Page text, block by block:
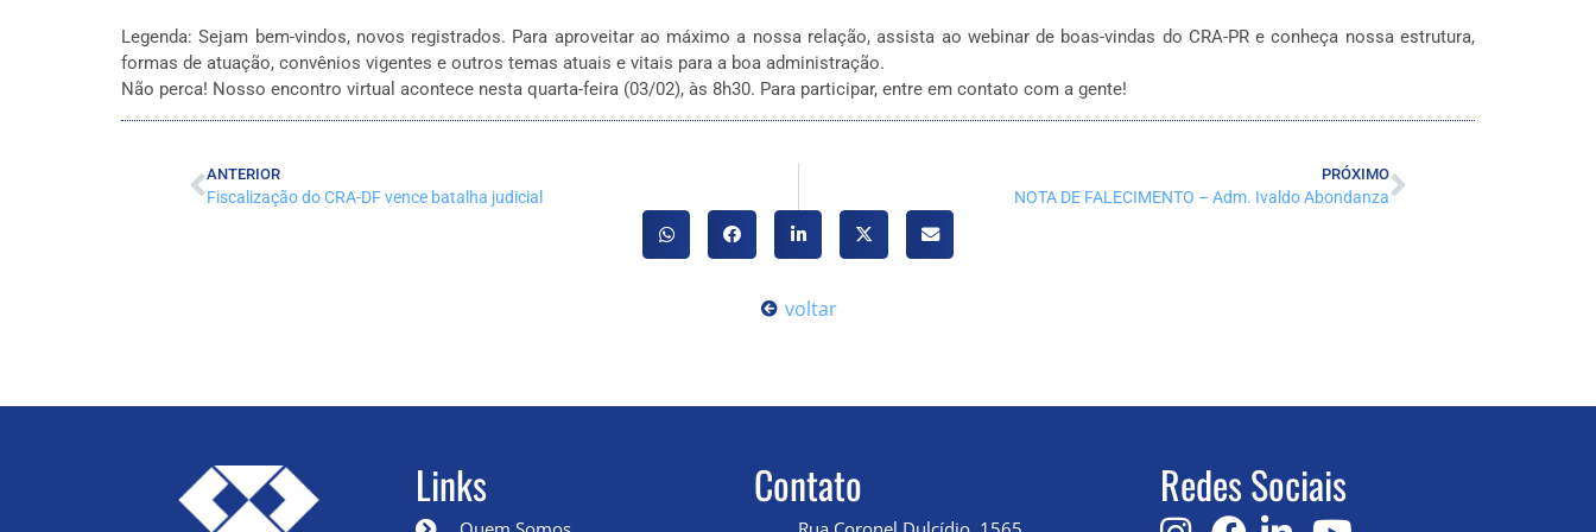
Legenda: Sejam bem-vindos, novos registrados. Para aproveitar ao máximo a nossa relação, assista ao webinar de boas-vindas do CRA-PR e conheça nossa estrutura,
formas de atuação, convênios vigentes e outros temas atuais e vitais para a boa administração.
Não perca! Nosso encontro virtual acontece nesta quarta-feira (03/02), às 8h30. Para participar, entre em contato com a gente!
ANTERIOR
Fiscalização do CRA-DF vence batalha judicial
PRÓXIMO
NOTA DE FALECIMENTO – Adm. Ivaldo Abondanza
voltar
Links Contato Redes Sociais